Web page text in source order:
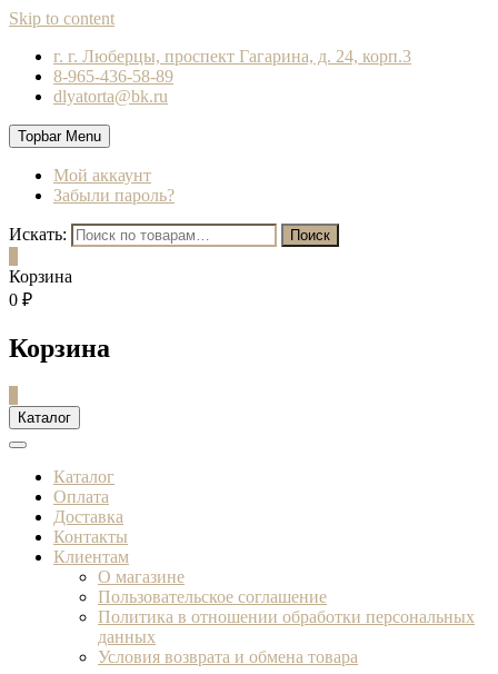
Skip to content
г. г. Люберцы, проспект Гагарина, д. 24, корп.3
8-965-436-58-89
dlyatorta@bk.ru
Topbar Menu
Мой аккаунт
Забыли пароль?
Искать: Поиск
Корзина
0 ₽
Корзина
Каталог
Каталог
Оплата
Доставка
Контакты
Клиентам
О магазине
Пользовательское соглашение
Политика в отношении обработки персональных
данных
Условия возврата и обмена товара